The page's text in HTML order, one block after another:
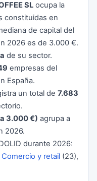
SL ocupa la
constituidas en
de capital del
2026 es de 3.000 €.
de su sector.
empresas del
España.
un total de 7.683
3.000 €) agrupa a
2026.
durante 2026:
Comercio y retail (23),